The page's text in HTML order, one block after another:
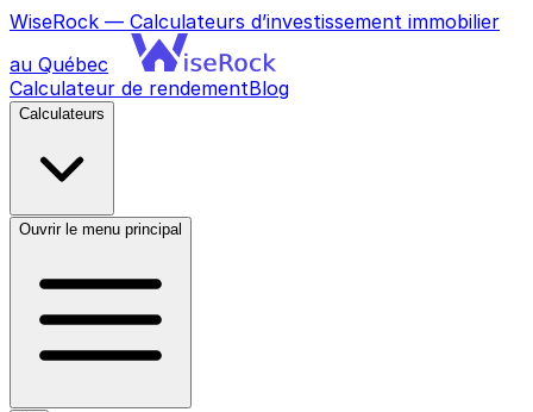
WiseRock — Calculateurs d’investissement immobilier
au Québec
Calculateur de rendementBlog
Calculateurs
Ouvrir le menu principal